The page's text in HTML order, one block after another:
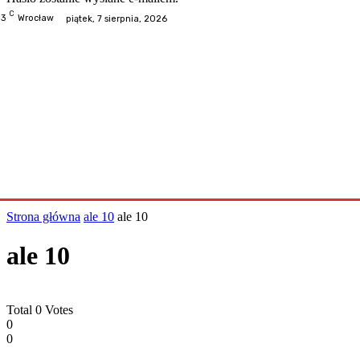
C Wrocław piątek, 7 sierpnia, 2026
Strona główna ale 10 ale 10
ale 10
Total 0 Votes
0
0